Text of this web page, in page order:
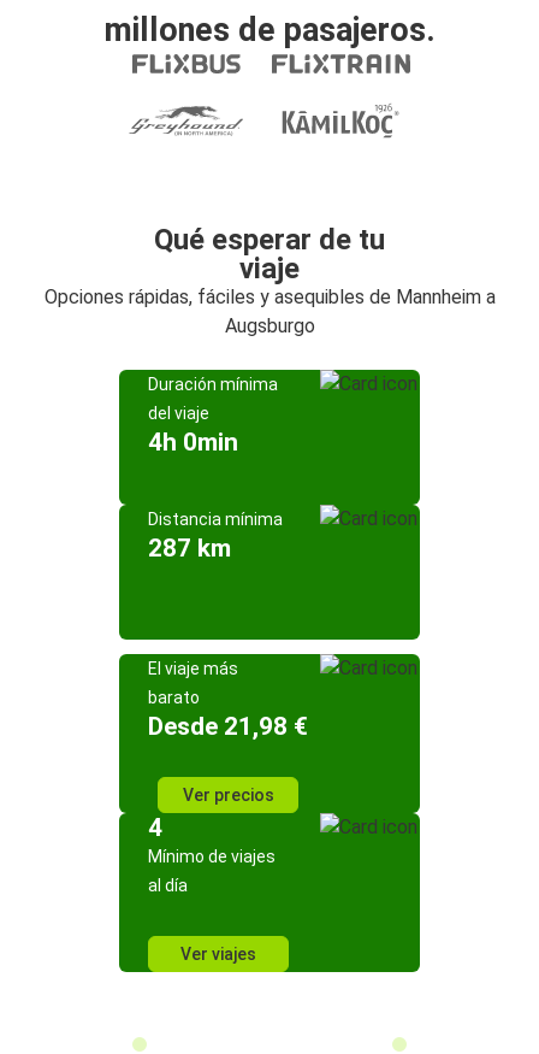
millones de pasajeros.
Qué esperar de tu
viaje
Opciones rápidas, fáciles y asequibles de Mannheim a
Augsburgo
Duración mínima
del viaje
4h 0min
Distancia mínima
287 km
El viaje más
barato
Desde 21,98 €
Ver precios
4
Mínimo de viajes
al día
Ver viajes